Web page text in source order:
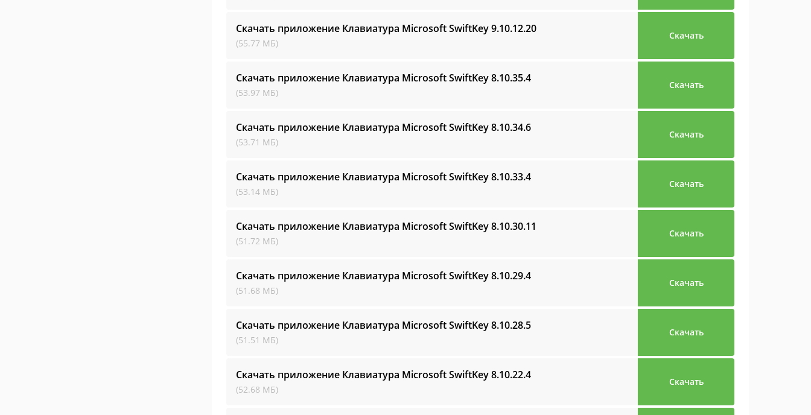
Скачать приложение Клавиатура Microsoft SwiftKey9.10.12.20
(55.77 МБ)
Скачать
Скачать приложение Клавиатура Microsoft SwiftKey8.10.35.4
(53.97 МБ)
Скачать
Скачать приложение Клавиатура Microsoft SwiftKey8.10.34.6
(53.71 МБ)
Скачать
Скачать приложение Клавиатура Microsoft SwiftKey8.10.33.4
(53.14 МБ)
Скачать
Скачать приложение Клавиатура Microsoft SwiftKey8.10.30.11
(51.72 МБ)
Скачать
Скачать приложение Клавиатура Microsoft SwiftKey8.10.29.4
(51.68 МБ)
Скачать
Скачать приложение Клавиатура Microsoft SwiftKey8.10.28.5
(51.51 МБ)
Скачать
Скачать приложение Клавиатура Microsoft SwiftKey8.10.22.4
(52.68 МБ)
Скачать